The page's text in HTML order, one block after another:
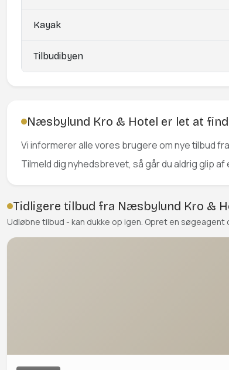
Kayak
Tilbudibyen
Næsbylund Kro & Hotel er let at
Vi informerer alle vores brugere om nye tilbud fra
Tilmeld dig nyhedsbrevet, så går du aldrig glip
Tidligere tilbud fra Næsbylund Kro &
Udløbne tilbud - kan dukke op igen. Opret en søgeagent